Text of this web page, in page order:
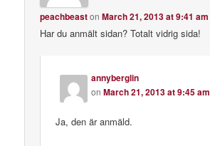
peachbeastonMarch 21, 2013 at 9:41 am
Har du anmält sidan? Totalt vidrig sida!
annyberglin
onMarch 21, 2013 at 9:45 am
Ja, den är anmäld.